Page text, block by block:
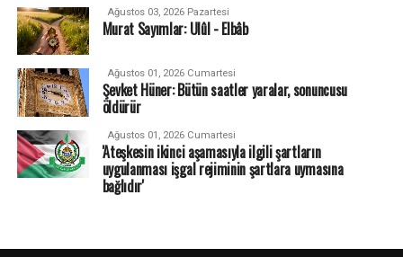
Ağustos 03, 2026 Pazartesi
Murat Sayımlar: Ulûl - Elbâb
Ağustos 01, 2026 Cumartesi
Şevket Hüner: Bütün saatler yaralar, sonuncusu
öldürür
Ağustos 01, 2026 Cumartesi
'Ateşkesin ikinci aşamasıyla ilgili şartların
uygulanması işgal rejiminin şartlara uymasına
bağlıdır'